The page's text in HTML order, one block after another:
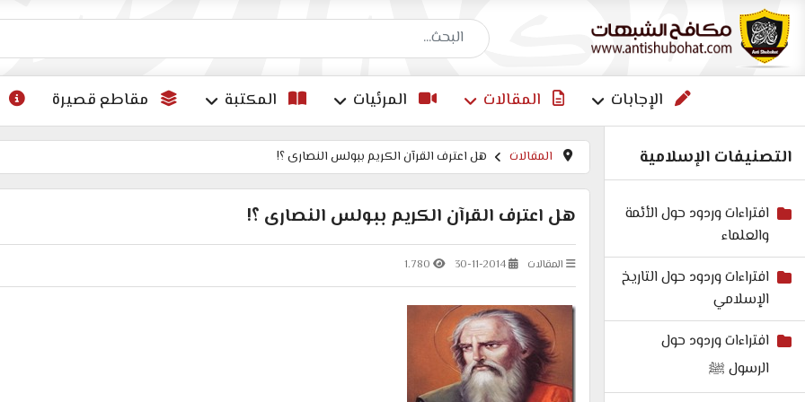
البحث عن إجابات
الإجابات المقالات المرئيات المكتبة مقاطع قصيرة
التصنيفات الإسلامية
افتراءات وردود حول الأئمة
والعلماء
افتراءات وردود حول التاريخ
الإسلامي
افتراءات وردود حول
الرسول ﷺ
المقالات هل اعترف القرآن الكريم ببولس النصارى ؟!
هل اعترف القرآن الكريم ببولس النصارى ؟!
المقالات 30-11-2014
1.780